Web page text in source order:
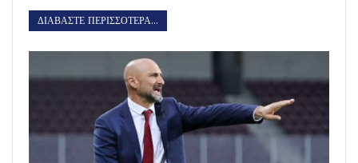
ΔΙΑΒΑΣΤΕ ΠΕΡΙΣΣΟΤΕΡΑ...